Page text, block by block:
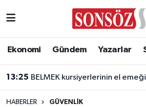
Ekonomi Gündem Yazarlar
13:25 BELMEK kursiyerlerinin el emeği eserleri
HABERLER GÜVENLIK
Asayiş
Ankara Nöbetçi Eczaneler